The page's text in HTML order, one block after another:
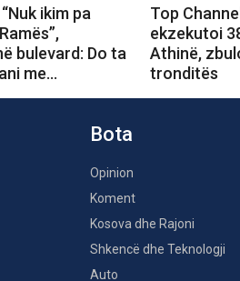
ikim pa
bulevard: Do ta
me…
Top
ekzekutoi
Athinë,
tronditës
Bota
Opinion
Koment
Kosova dhe Rajoni
Shkencë dhe Teknologji
Auto